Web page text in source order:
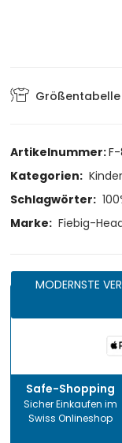
Größentabelle
Artikelnummer:
Kategorien:
Schlagwörter:
Marke: Fiebig-
MODERNSTE
Safe-Shopping
Sicher Einkaufen im
Swiss Onlineshop